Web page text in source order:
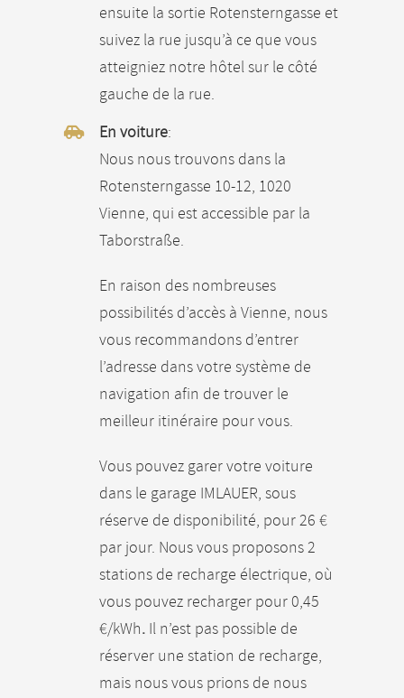
ensuite la sortie Rotensterngasse et
suivez la rue jusqu’à ce que vous
atteigniez notre hôtel sur le côté
gauche de la rue.
En voiture:
Nous nous trouvons dans la
Rotensterngasse 10-12, 1020
Vienne, qui est accessible par la
Taborstraße.
En raison des nombreuses
possibilités d’accès à Vienne, nous
vous recommandons d’entrer
l’adresse dans votre système de
navigation afin de trouver le
meilleur itinéraire pour vous.
Vous pouvez garer votre voiture
dans le garage IMLAUER, sous
réserve de disponibilité, pour 26 €
par jour. Nous vous proposons 2
stations de recharge électrique, où
vous pouvez recharger pour 0,45
€/kWh. Il n’est pas possible de
réserver une station de recharge,
mais nous vous prions de nous